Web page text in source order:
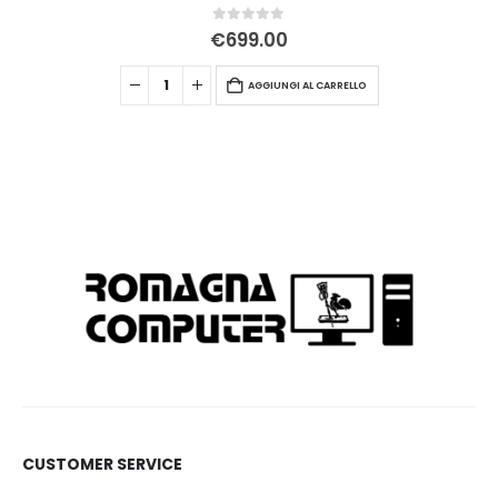
0 Su 5
€699.00
AGGIUNGI AL CARRELLO
CUSTOMER SERVICE